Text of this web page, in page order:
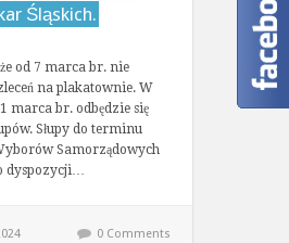
Śląskich.
od 7 marca br. nie
na plakatownie. W
marca br. odbędzie się
Słupy do terminu
Samorządowych
dyspozycji…
0 Comments